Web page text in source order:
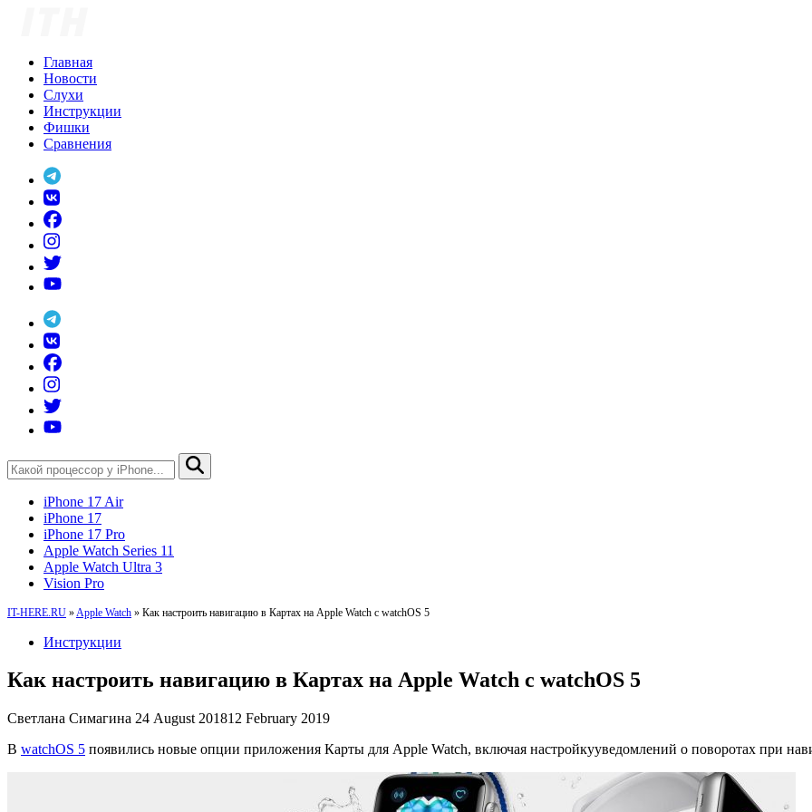
Главная
Новости
Слухи
Инструкции
Фишки
Сравнения
iPhone 17 Air
iPhone 17
iPhone 17 Pro
Apple Watch Series 11
Apple Watch Ultra 3
Vision Pro
IT-HERE.RU » Apple Watch » Как настроить навигацию в Картах на Apple Watch с watchOS 5
Инструкции
Как настроить навигацию в Картах на Apple Watch с watchOS 5
Светлана Симагина 24 August 201812 February 2019
В watchOS 5 появились новые опции приложения Карты для Apple Watch, включая настройкууведомлений о поворотах при